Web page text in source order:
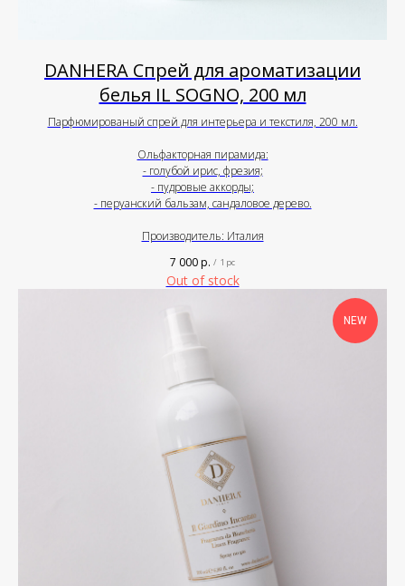
DANHERA Спрей для ароматизации
белья IL SOGNO, 200 мл
Парфюмированый спрей для интерьера и текстиля, 200 мл.
Ольфакторная пирамида:
- голубой ирис, фрезия;
- пудровые аккорды;
- перуанский бальзам, сандаловое дерево.
Производитель: Италия
7 000р. / 1 pc
Out of stock
NEW